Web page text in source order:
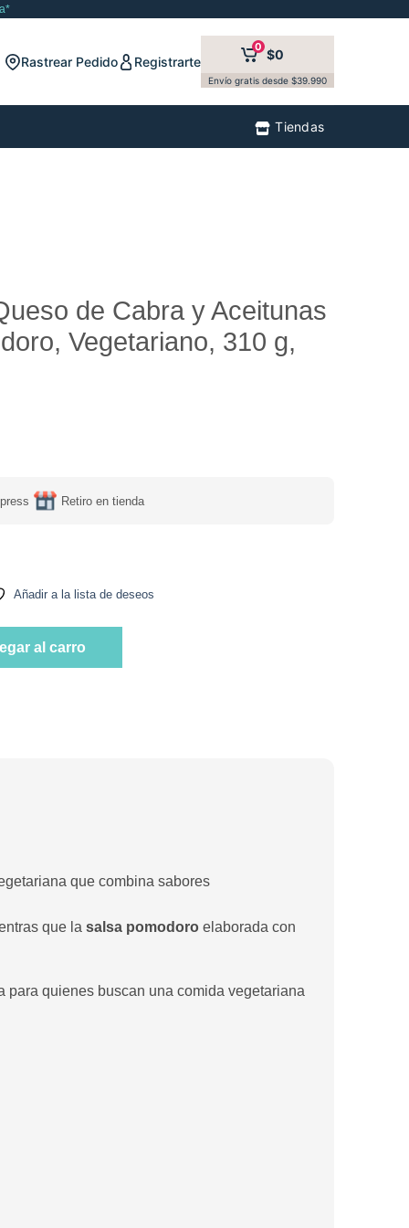
Rastrear Pedido Registrarte
0 $0
Envío gratis desde $39.990
Tiendas
de Cabra y Aceitunas
Vegetariano, 310 g,
Retiro en tienda
Añadir a la lista de deseos
al carro
que combina sabores
que lasalsa pomodoro elaborada con
quienes buscan una comida vegetariana